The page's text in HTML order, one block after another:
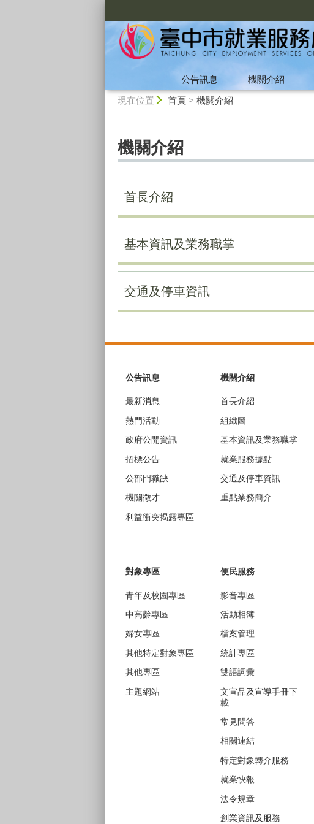
公告訊息 機關介紹
現在位置 首頁> 機關介紹
機關介紹
首長介紹
基本資訊及業務職掌
交通及停車資訊
公告訊息
最新消息
熱門活動
政府公開資訊
招標公告
公部門職缺
機關徵才
利益衝突揭露專區
機關介紹
首長介紹
組織圖
基本資訊及業務職掌
就業服務據點
交通及停車資訊
重點業務簡介
對象專區
青年及校園專區
中高齡專區
婦女專區
其他特定對象專區
其他專區
主題網站
便民服務
影音專區
活動相簿
檔案管理
統計專區
雙語詞彙
文宣品及宣導手冊下
載
常見問答
相關連結
特定對象轉介服務
就業快報
法令規章
創業資訊及服務